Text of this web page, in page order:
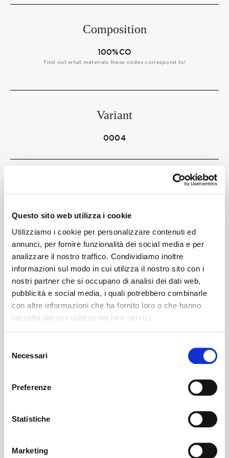
Questo sito web utilizza i cookie
Utilizziamo i cookie per personalizzare contenuti ed
annunci, per fornire funzionalità dei social media e per
analizzare il nostro traffico. Condividiamo inoltre
informazioni sul modo in cui utilizza il nostro sito con i
nostri partner che si occupano di analisi dei dati web,
pubblicità e social media, i quali potrebbero combinarle
con altre informazioni che ha fornito loro o che hanno
raccolto dal suo utilizzo dei loro servizi.
delNecessari
Preferenze
Statistiche
Marketing
Composition
100%CO
Find out what materials these codes correspond to!
Variant
0004
Height
150/154 CM
Washing instructions